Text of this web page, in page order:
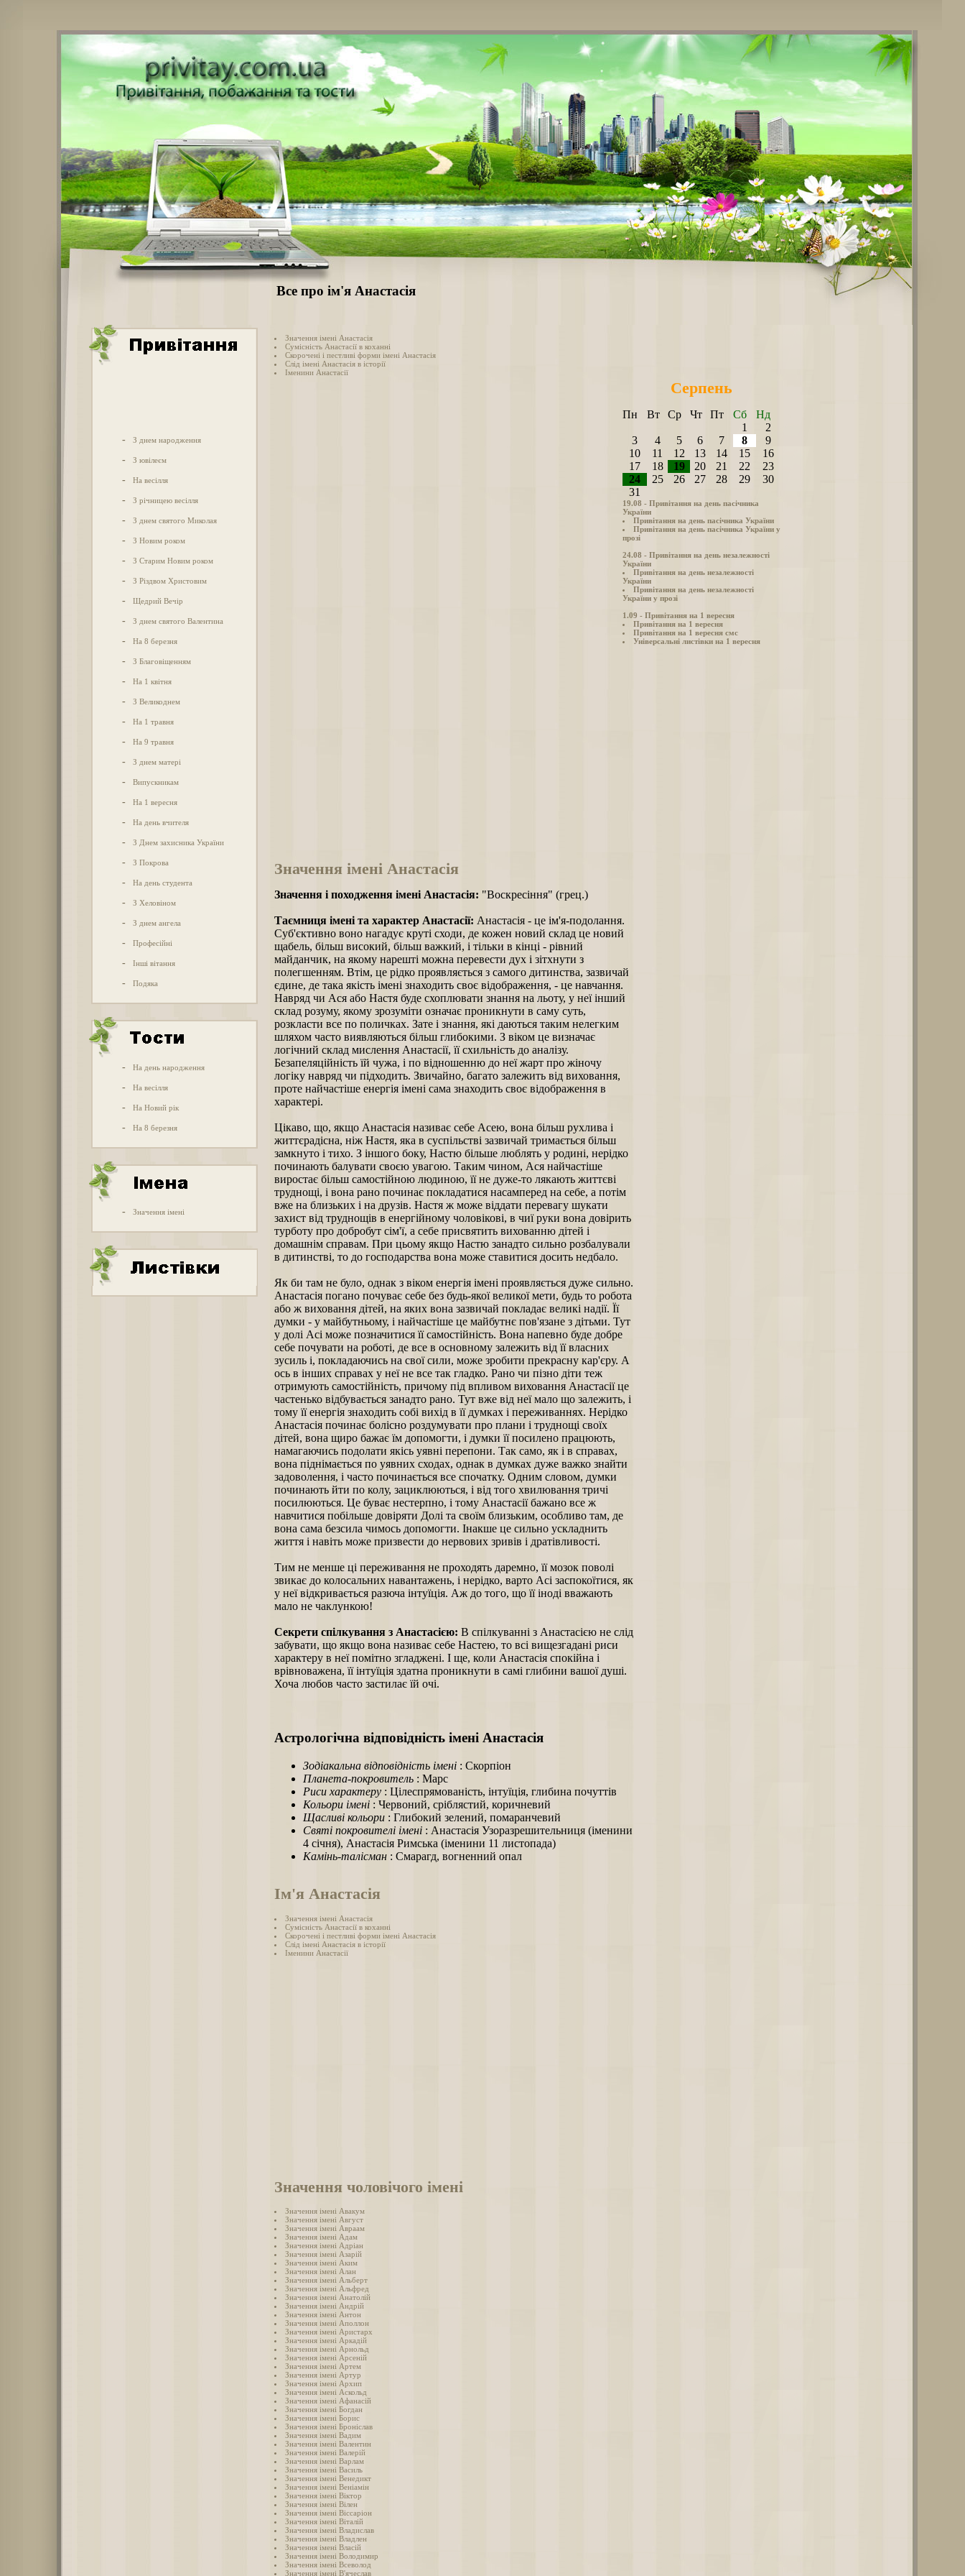
Все про ім'я Анастасія
- З днем народження
- З ювілеєм
- На весілля
- З річницею весілля
- З днем святого Миколая
- З Новим роком
- З Старим Новим роком
- З Різдвом Христовим
- Щедрий Вечір
- З днем святого Валентина
- На 8 березня
- З Благовіщенням
- На 1 квітня
- З Великоднем
- На 1 травня
- На 9 травня
- З днем матері
- Випускникам
- На 1 вересня
- На день вчителя
- З Днем захисника України
- З Покрова
- На день студента
- З Хеловіном
- З днем ангела
- Професійні
- Інші вітання
- Подяка
- На день народження
- На весілля
- На Новий рік
- На 8 березня
- Значення імені
Значення імені Анастасія
Сумісність Анастасії в коханні
Скорочені і пестливі форми імені Анастасія
Слід імені Анастасія в історії
Іменини Анастасії
Серпень
Пн Вт Ср Чт Пт Сб
Нд
1
2
3
4 5 6 7 8
9
10
11 12 13 14 15
16
17
18 19 20 21 22
23
24
25 26 27 28 29
30
31
19.08 - Привітання на день пасічника
України
Привітання на день пасічника України
Привітання на день пасічника України у
прозі
24.08 - Привітання на день незалежності
України
Привітання на день незалежності
України
Привітання на день незалежності
України у прозі
1.09 - Привітання на 1 вересня
Привітання на 1 вересня
Привітання на 1 вересня смс
Універсальні листівки на 1 вересня
Значення імені Анастасія
Значення і походження імені Анастасія: "Воскресіння" (грец.)
Таємниця імені та характер Анастасії: Анастасія - це ім'я-подолання.
Суб'єктивно воно нагадує круті сходи, де кожен новий склад це новий
щабель, більш високий, більш важкий, і тільки в кінці - рівний
майданчик, на якому нарешті можна перевести дух і зітхнути з
полегшенням. Втім, це рідко проявляється з самого дитинства, зазвичай
єдине, де така якість імені знаходить своє відображення, - це навчання.
Навряд чи Ася або Настя буде схоплювати знання на льоту, у неї інший
склад розуму, якому зрозуміти означає проникнути в саму суть,
розкласти все по поличках. Зате і знання, які даються таким нелегким
шляхом часто виявляються більш глибокими. З віком це визначає
логічний склад мислення Анастасії, її схильність до аналізу.
Безапеляційність їй чужа, і по відношенню до неї жарт про жіночу
логіку навряд чи підходить. Звичайно, багато залежить від виховання,
проте найчастіше енергія імені сама знаходить своє відображення в
характері.
Цікаво, що, якщо Анастасія називає себе Асею, вона більш рухлива і
життєрадісна, ніж Настя, яка в суспільстві зазвичай тримається більш
замкнуто і тихо. З іншого боку, Настю більше люблять у родині, нерідко
починають балувати своєю увагою. Таким чином, Ася найчастіше
виростає більш самостійною людиною, її не дуже-то лякають життєві
труднощі, і вона рано починає покладатися насамперед на себе, а потім
вже на близьких і на друзів. Настя ж може віддати перевагу шукати
захист від труднощів в енергійному чоловікові, в чиї руки вона довірить
турботу про добробут сім'ї, а себе присвятить вихованню дітей і
домашнім справам. При цьому якщо Настю занадто сильно розбалували
в дитинстві, то до господарства вона може ставитися досить недбало.
Як би там не було, однак з віком енергія імені проявляється дуже сильно.
Анастасія погано почуває себе без будь-якої великої мети, будь то робота
або ж виховання дітей, на яких вона зазвичай покладає великі надії. Її
думки - у майбутньому, і найчастіше це майбутнє пов'язане з дітьми. Тут
у долі Асі може позначитися її самостійність. Вона напевно буде добре
себе почувати на роботі, де все в основному залежить від її власних
зусиль і, покладаючись на свої сили, може зробити прекрасну кар'єру. А
ось в інших справах у неї не все так гладко. Рано чи пізно діти теж
отримують самостійність, причому під впливом виховання Анастасії це
частенько відбувається занадто рано. Тут вже від неї мало що залежить, і
тому її енергія знаходить собі вихід в її думках і переживаннях. Нерідко
Анастасія починає болісно роздумувати про плани і труднощі своїх
дітей, вона щиро бажає їм допомогти, і думки її посилено працюють,
намагаючись подолати якісь уявні перепони. Так само, як і в справах,
вона піднімається по уявних сходах, однак в думках дуже важко знайти
задоволення, і часто починається все спочатку. Одним словом, думки
починають йти по колу, зациклюються, і від того хвилювання тричі
посилюються. Це буває нестерпно, і тому Анастасії бажано все ж
навчитися побільше довіряти Долі та своїм близьким, особливо там, де
вона сама безсила чимось допомогти. Інакше це сильно ускладнить
життя і навіть може призвести до нервових зривів і дратівливості.
Тим не менше ці переживання не проходять даремно, її мозок поволі
звикає до колосальних навантажень, і нерідко, варто Асі заспокоїтися, як
у неї відкривається разюча інтуїція. Аж до того, що її іноді вважають
мало не чаклункою!
Секрети спілкування з Анастасією: В спілкуванні з Анастасією не слід
забувати, що якщо вона називає себе Настею, то всі вищезгадані риси
характеру в неї помітно згладжені. І ще, коли Анастасія спокійна і
врівноважена, її інтуїція здатна проникнути в самі глибини вашої душі.
Хоча любов часто застилає їй очі.
Астрологічна відповідність імені Анастасія
Зодіакальна відповідність імені : Скорпіон
Планета-покровитель : Марс
Риси характеру : Цілеспрямованість, інтуїція, глибина почуттів
Кольори імені : Червоний, сріблястий, коричневий
Щасливі кольори : Глибокий зелений, помаранчевий
Святі покровителі імені : Анастасія Узоразрешительниця (іменини
4 січня), Анастасія Римська (іменини 11 листопада)
Камінь-талісман : Смарагд, вогненний опал
Ім'я Анастасія
Значення імені Анастасія
Сумісність Анастасії в коханні
Скорочені і пестливі форми імені Анастасія
Слід імені Анастасія в історії
Іменини Анастасії
Значення чоловічого імені
Значення імені Авакум
Значення імені Август
Значення імені Авраам
Значення імені Адам
Значення імені Адріан
Значення імені Азарій
Значення імені Аким
Значення імені Алан
Значення імені Альберт
Значення імені Альфред
Значення імені Анатолій
Значення імені Андрій
Значення імені Антон
Значення імені Аполлон
Значення імені Аристарх
Значення імені Аркадій
Значення імені Арнольд
Значення імені Арсеній
Значення імені Артем
Значення імені Артур
Значення імені Архип
Значення імені Аскольд
Значення імені Афанасій
Значення імені Богдан
Значення імені Борис
Значення імені Броніслав
Значення імені Вадим
Значення імені Валентин
Значення імені Валерій
Значення імені Варлам
Значення імені Василь
Значення імені Венедикт
Значення імені Веніамін
Значення імені Віктор
Значення імені Вілен
Значення імені Віссаріон
Значення імені Віталій
Значення імені Владислав
Значення імені Владлен
Значення імені Власій
Значення імені Володимир
Значення імені Всеволод
Значення імені В'ячеслав